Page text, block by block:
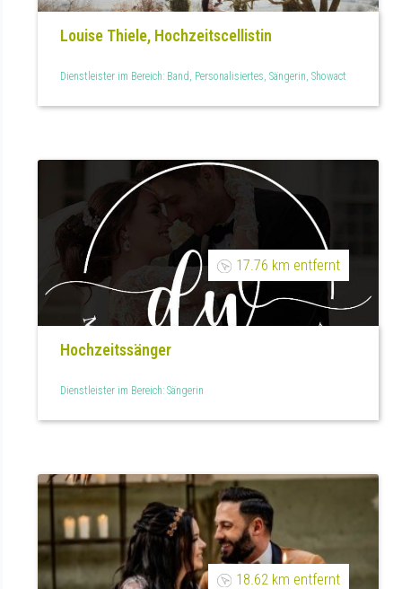
Louise Thiele, Hochzeitscellistin
Dienstleister im Bereich: Band, Personalisiertes, Sängerin, Showact
17.76 km entfernt
Hochzeitssänger
Dienstleister im Bereich: Sängerin
18.62 km entfernt